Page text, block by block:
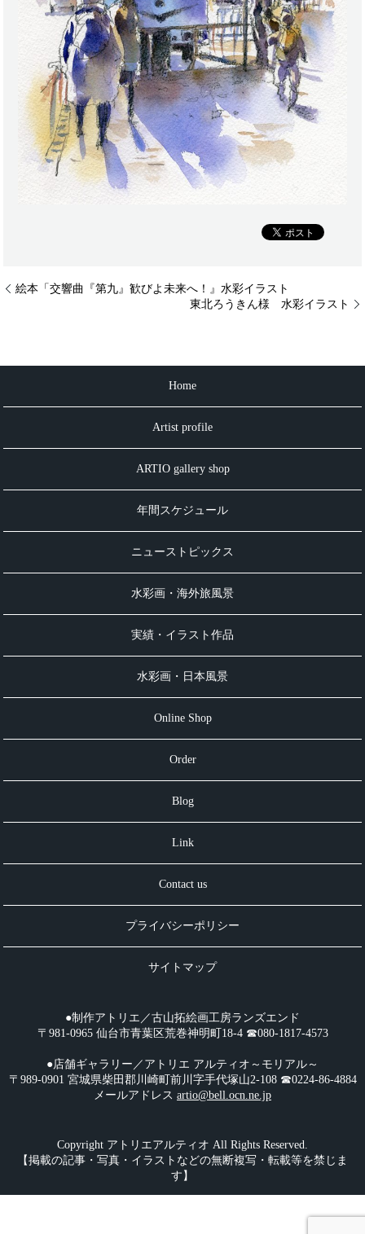
絵本「交響曲『第九』歓びよ未来へ！』水彩イラスト
東北ろうきん様 水彩イラスト
Home
Artist profile
ARTIO gallery shop
年間スケジュール
ニューストピックス
水彩画・海外旅風景
実績・イラスト作品
水彩画・日本風景
Online Shop
Order
Blog
Link
Contact us
プライバシーポリシー
サイトマップ
●制作アトリエ／古山拓絵画工房ランズエンド
〒981-0965 仙台市青葉区荒巻神明町18-4 ☎︎080-1817-4573
●店舗ギャラリー／アトリエ アルティオ～モリアル～
〒989-0901 宮城県柴田郡川崎町前川字手代塚山2-108 ☎︎0224-86-4884
メールアドレス artio@bell.ocn.ne.jp
Copyright アトリエアルティオ All Rights Reserved.
【掲載の記事・写真・イラストなどの無断複写・転載等を禁じま
す】